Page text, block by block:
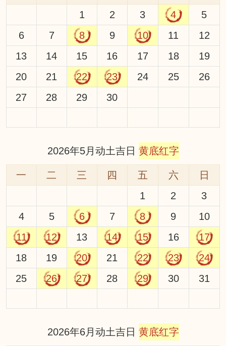
1
2 3 4
5
6
7 8 9 10 11
12
13
14 15 16 17 18
19
20
21 22 23 24 25
26
27
28 29 30
2026年5月动土吉日 黄底红字
一 二 三 四 五 六
日
1
2
3
4
5 6 7 8 9
10
11
12 13 14 15 16
17
18
19 20 21 22 23
24
25
26 27 28 29 30 31
2026年6月动土吉日 黄底红字